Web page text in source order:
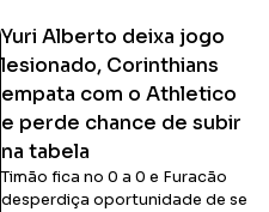
Yuri Alberto deixa jogo
lesionado, Corinthians
empata com o Athletico
e perde chance de subir
na tabela
Timão fica no 0 a 0 e Furacão
desperdiça oportunidade de se